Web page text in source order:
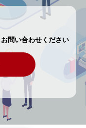
問い合わせください